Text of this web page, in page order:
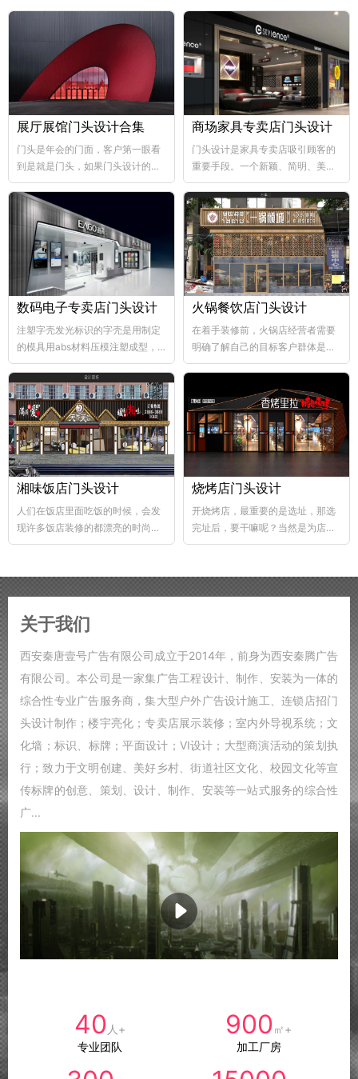
展厅展馆门头设计合集
门头是年会的门面，客户第一眼看
到是就是门头，如果门头设计的比
较好，那年会也向...
商场家具专卖店门头设计
门头设计是家具专卖店吸引顾客的
重要手段。一个新颖、简明、美观
大方的门...
数码电子专卖店门头设计
注塑字壳发光标识的字壳是用制定
的模具用abs材料压模注塑成型，
abs韧性好、不易破碎...
火锅餐饮店门头设计
在着手装修前，火锅店经营者需要
明确了解自己的目标客户群体是哪
个层次，这样...
湘味饭店门头设计
人们在饭店里面吃饭的时候，会发
现许多饭店装修的都漂亮的时尚，
好的饭店装修，也能够...
烧烤店门头设计
开烧烤店，最重要的是选址，那选
完址后，要干嘛呢？当然是为店铺
装修了，要知道烧烤店的装修...
关于我们
西安秦唐壹号广告有限公司成立于2014年，前身为西安秦腾广告
有限公司。本公司是一家集广告工程设计、制作、安装为一体的
综合性专业广告服务商，集大型户外广告设计施工、连锁店招门
头设计制作；楼宇亮化；专卖店展示装修；室内外导视系统；文
化墙；标识、标牌；平面设计；VI设计；大型商演活动的策划执
行；致力于文明创建、美好乡村、街道社区文化、校园文化等宣
传标牌的创意、策划、设计、制作、安装等一站式服务的综合性
广...
40 人+
专业团队
900 ㎡+
加工厂房